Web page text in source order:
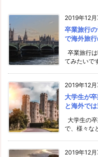
2019年12月
卒業旅行
で海外旅
卒業旅行
てみたいで
2019年12月
大学生が
と海外で
大学生の
で、様々な
2019年12月